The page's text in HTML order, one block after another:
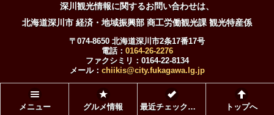
深川観光情報に関するお問い合わせは、
北海道深川市 経済・地域振興部 商工労働観光課 観光特産係
〒074-8650 北海道深川市2条17番17号
電話： 0164-26-2276
ファクシミリ：0164-22-8134
メール： chiikis@city.fukagawa.lg.jp
メニュー グルメ情報 最近チェックしたページ トップへ